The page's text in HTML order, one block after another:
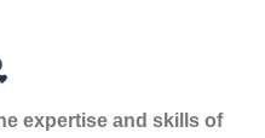
expertise and skills of